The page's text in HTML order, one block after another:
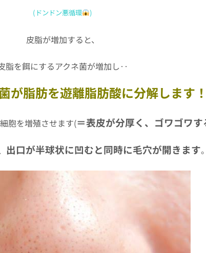
(ドンドン悪循環 )
皮脂が増加すると、
脂を餌にするアクネ菌が増加し‥
が脂肪を遊離脂肪酸に分解します
胞を増殖させます(＝表皮が分厚く、ゴワゴワす
出口が半球状に凹むと同時に毛穴が開きます。